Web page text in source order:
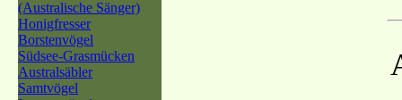
(Australische Sänger)
Honigfresser
Borstenvögel
Südsee-Grasmücken
Australsäbler
Samtvögel